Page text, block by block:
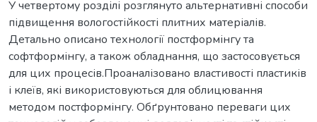
У четвертому розділі розглянуто альтернативні способи
підвищення вологостійкості плитних матеріалів.
Детально описано технології постформінгу та
софтформінгу, а також обладнання, що застосовується
для цих процесів.Проаналізовано властивості пластиків
і клеїв, які використовуються для облицювання
методом постформінгу. Обґрунтовано переваги цих